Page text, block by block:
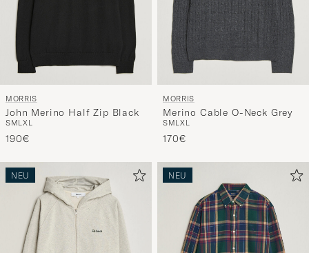
MORRIS
John Merino Half Zip Black
SMLXL
190€
MORRIS
Merino Cable O-Neck Grey
SMLXL
170€
NEU NEU